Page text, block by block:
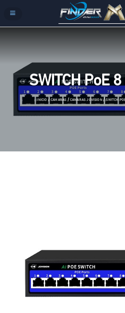
SWITCH PoE 8
INICIO /CAMARAS/CAMARAS JOVISION/SWITCH